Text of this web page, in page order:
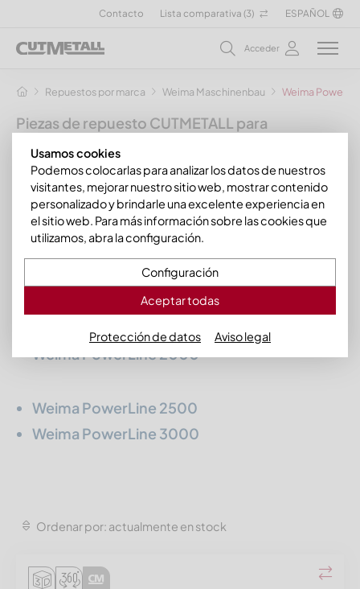
Contacto Lista comparativa (3) ESPAÑOL
Acceder
Repuestos por marca Weima Maschinenbau Weima
Piezas de repuesto CUTMETALL para
reciclaje
para el fabricante Weima Maschinenbau
Podemos suministrarle una amplia gama de piezas de
repuesto adecuadas para su trituradora universal Weima
PowerLine, como coronas de corte, cuchillas contrarias,
soportes de cuchillas, barras de sujeción y otros
componentes de desgaste para las siguientes trituradoras
serie Weima PowerLine:
Weima PowerLine 1500
Weima PowerLine 2000
Weima PowerLine 2500
Weima PowerLine 3000
Ordenar por: actualmente en stock
Usamos cookies
Podemos colocarlas para analizar los datos de nuestros
visitantes, mejorar nuestro sitio web, mostrar contenido
personalizado y brindarle una excelente experiencia en
el sitio web. Para más información sobre las cookies que
utilizamos, abra la configuración.
Configuración
Aceptar todas
Protección de datos Aviso legal